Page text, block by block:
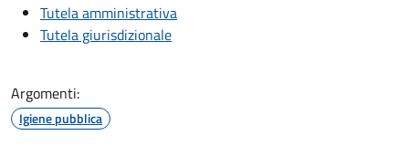
Tutela amministrativa
Tutela giurisdizionale
Argomenti:
Igiene pubblica